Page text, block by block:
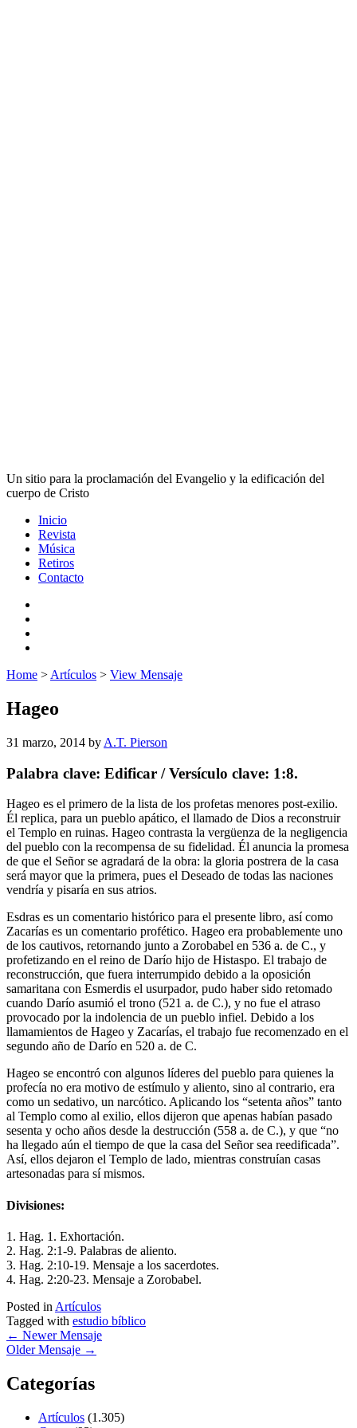
Un sitio para la proclamación del Evangelio y la edificación del
cuerpo de Cristo
Inicio
Revista
Música
Retiros
Contacto
Home > Artículos > View Mensaje
Hageo
31 marzo, 2014 by A.T. Pierson
Palabra clave: Edificar / Versículo clave: 1:8.
Hageo es el primero de la lista de los profetas menores post-exilio.
Él replica, para un pueblo apático, el llamado de Dios a reconstruir
el Templo en ruinas. Hageo contrasta la vergüenza de la negligencia
del pueblo con la recompensa de su fidelidad. Él anuncia la promesa
de que el Señor se agradará de la obra: la gloria postrera de la casa
será mayor que la primera, pues el Deseado de todas las naciones
vendría y pisaría en sus atrios.
Esdras es un comentario histórico para el presente libro, así como
Zacarías es un comentario profético. Hageo era probablemente uno
de los cautivos, retornando junto a Zorobabel en 536 a. de C., y
profetizando en el reino de Darío hijo de Histaspo. El trabajo de
reconstrucción, que fuera interrumpido debido a la oposición
samaritana con Esmerdis el usurpador, pudo haber sido retomado
cuando Darío asumió el trono (521 a. de C.), y no fue el atraso
provocado por la indolencia de un pueblo infiel. Debido a los
llamamientos de Hageo y Zacarías, el trabajo fue recomenzado en el
segundo año de Darío en 520 a. de C.
Hageo se encontró con algunos líderes del pueblo para quienes la
profecía no era motivo de estímulo y aliento, sino al contrario, era
como un sedativo, un narcótico. Aplicando los “setenta años” tanto
al Templo como al exilio, ellos dijeron que apenas habían pasado
sesenta y ocho años desde la destrucción (558 a. de C.), y que “no
ha llegado aún el tiempo de que la casa del Señor sea reedificada”.
Así, ellos dejaron el Templo de lado, mientras construían casas
artesonadas para sí mismos.
Divisiones:
1. Hag. 1. Exhortación.
2. Hag. 2:1-9. Palabras de aliento.
3. Hag. 2:10-19. Mensaje a los sacerdotes.
4. Hag. 2:20-23. Mensaje a Zorobabel.
Posted in Artículos
Tagged with estudio bíblico
← Newer Mensaje
Older Mensaje →
Categorías
Artículos (1.305)